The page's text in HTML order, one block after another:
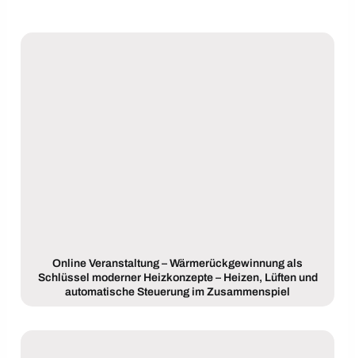
Online Veranstaltung – Wärmerückgewinnung als
Schlüssel moderner Heizkonzepte – Heizen, Lüften und
automatische Steuerung im Zusammenspiel